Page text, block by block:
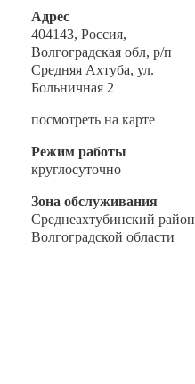
Адрес
404143, Россия,
Волгоградская обл, р/п
Средняя Ахтуба, ул.
Больничная 2
посмотреть на карте
Режим работы
круглосуточно
Зона обслуживания
Среднеахтубинский район
Волгоградской области